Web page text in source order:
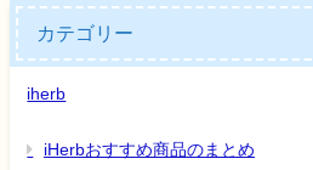
カテゴリー
iherb
iHerbおすすめ商品のまとめ